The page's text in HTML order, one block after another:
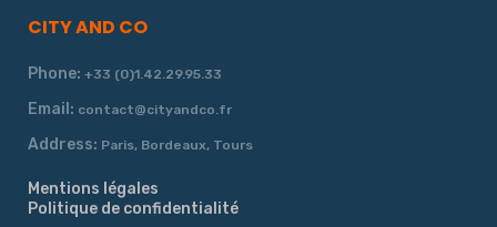
CITY AND CO
Phone: +33 (0)1.42.29.95.33
Email: contact@cityandco.fr
Address: Paris, Bordeaux, Tours
Mentions légales
Politique de confidentialité